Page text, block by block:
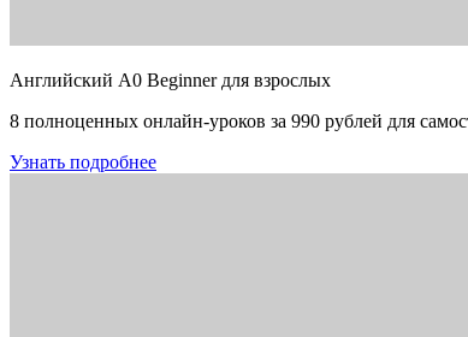
Английский A0 Beginner для взрослых
8 полноценных онлайн-уроков за 990 рублей для
Узнать подробнее